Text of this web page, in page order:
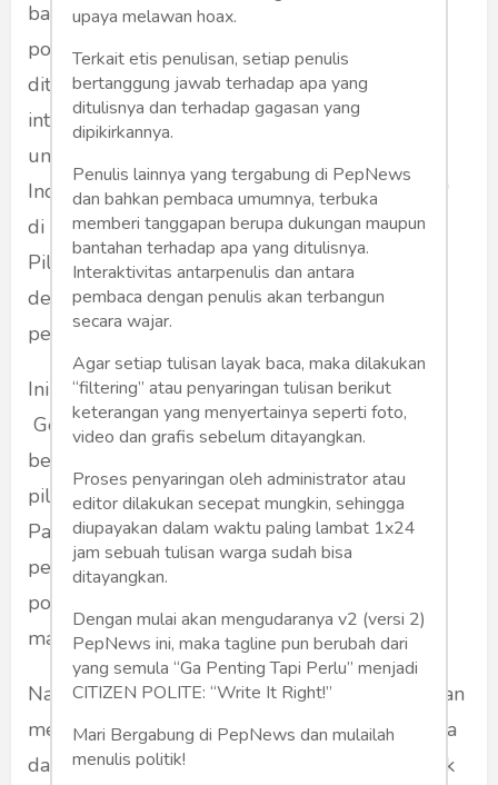
bahkan "mengancam" keutuhan negara karena
politik identitas keagamaan sangat menonjol,
ditambah adanya kelompok-kelompok radikal,
intoleran dan pengusung ideologi keislaman
untuk mengganti Pancasila dan sistem negara
Indonesia. Kelompok-kelompok itu "numpang"
di gerbong politik Prabowo dalam kontestasi
Pilpres 2019, sehingga citra Prabowo lekat
dengan kaum gerakan radikal, intoleran dan
perusak faham Pancasila.
Ini merupakan ironi politik, di satu sisi Partai
Gerindra dan personalitas Prabowo
berlandaskan Pancasila dan NKRI namun demi
pilpres bersekutu dengan kelompok anti
Pancasila. Mereka bangun mutualisme untuk
pemenangan. Ketika pilpres usai, kemesraan
politik pun pudar. Terlebih, Prabowo "hijrah"
masuk pemerintahan Jokowi.
Namun rakyat tidak lupa manuver ambisius dan
mencemaskan dari Prabowo bersama Gerindra
dan koalisinya. Sangat wajar bila catatan politik
upaya melawan hoax.
Terkait etis penulisan, setiap penulis
bertanggung jawab terhadap apa yang
ditulisnya dan terhadap gagasan yang
dipikirkannya.
Penulis lainnya yang tergabung di PepNews
dan bahkan pembaca umumnya, terbuka
memberi tanggapan berupa dukungan maupun
bantahan terhadap apa yang ditulisnya.
Interaktivitas antarpenulis dan antara
pembaca dengan penulis akan terbangun
secara wajar.
Agar setiap tulisan layak baca, maka dilakukan
“filtering” atau penyaringan tulisan berikut
keterangan yang menyertainya seperti foto,
video dan grafis sebelum ditayangkan.
Proses penyaringan oleh administrator atau
editor dilakukan secepat mungkin, sehingga
diupayakan dalam waktu paling lambat 1x24
jam sebuah tulisan warga sudah bisa
ditayangkan.
Dengan mulai akan mengudaranya v2 (versi 2)
PepNews ini, maka tagline pun berubah dari
yang semula “Ga Penting Tapi Perlu” menjadi
CITIZEN POLITE: “Write It Right!”
Mari Bergabung di PepNews dan mulailah
menulis politik!